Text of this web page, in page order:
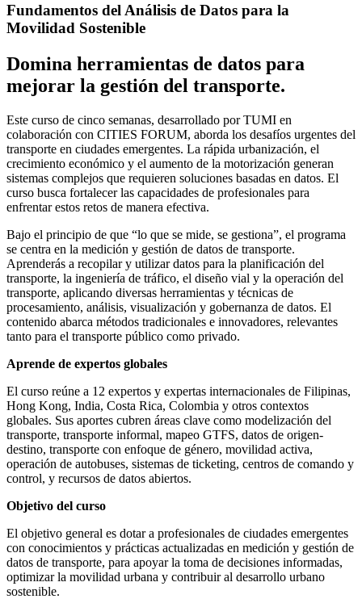
Fundamentos del Análisis de Datos para la
Movilidad Sostenible
Domina herramientas de datos para
mejorar la gestión del transporte.
Este curso de cinco semanas, desarrollado por TUMI en
colaboración con CITIES FORUM, aborda los desafíos urgentes del
transporte en ciudades emergentes. La rápida urbanización, el
crecimiento económico y el aumento de la motorización generan
sistemas complejos que requieren soluciones basadas en datos. El
curso busca fortalecer las capacidades de profesionales para
enfrentar estos retos de manera efectiva.
Bajo el principio de que “lo que se mide, se gestiona”, el programa
se centra en la medición y gestión de datos de transporte.
Aprenderás a recopilar y utilizar datos para la planificación del
transporte, la ingeniería de tráfico, el diseño vial y la operación del
transporte, aplicando diversas herramientas y técnicas de
procesamiento, análisis, visualización y gobernanza de datos. El
contenido abarca métodos tradicionales e innovadores, relevantes
tanto para el transporte público como privado.
Aprende de expertos globales
El curso reúne a 12 expertos y expertas internacionales de Filipinas,
Hong Kong, India, Costa Rica, Colombia y otros contextos
globales. Sus aportes cubren áreas clave como modelización del
transporte, transporte informal, mapeo GTFS, datos de origen-
destino, transporte con enfoque de género, movilidad activa,
operación de autobuses, sistemas de ticketing, centros de comando y
control, y recursos de datos abiertos.
Objetivo del curso
El objetivo general es dotar a profesionales de ciudades emergentes
con conocimientos y prácticas actualizadas en medición y gestión de
datos de transporte, para apoyar la toma de decisiones informadas,
optimizar la movilidad urbana y contribuir al desarrollo urbano
sostenible.